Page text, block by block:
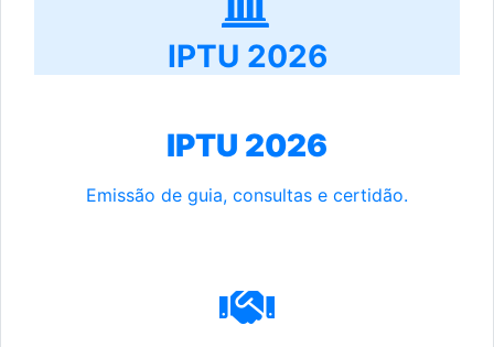
IPTU 2026
IPTU 2026
Emissão de guia, consultas e certidão.